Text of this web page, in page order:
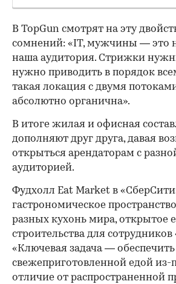
В TopGun смотрят на эту
сомнений: «IT, мужчины — это
наша аудитория. Стрижки
нужно приводить в порядок
такая локация с двумя
абсолютно органична».
В итоге жилая и офисная
дополняют друг друга, давая
открыться арендаторам с
аудиторией.
Фудхолл Eat Market в
гастрономическое
разных кухонь мира, открытое
строительства для
«Ключевая задача —
свежеприготовленной едой из-
отличие от распространенной